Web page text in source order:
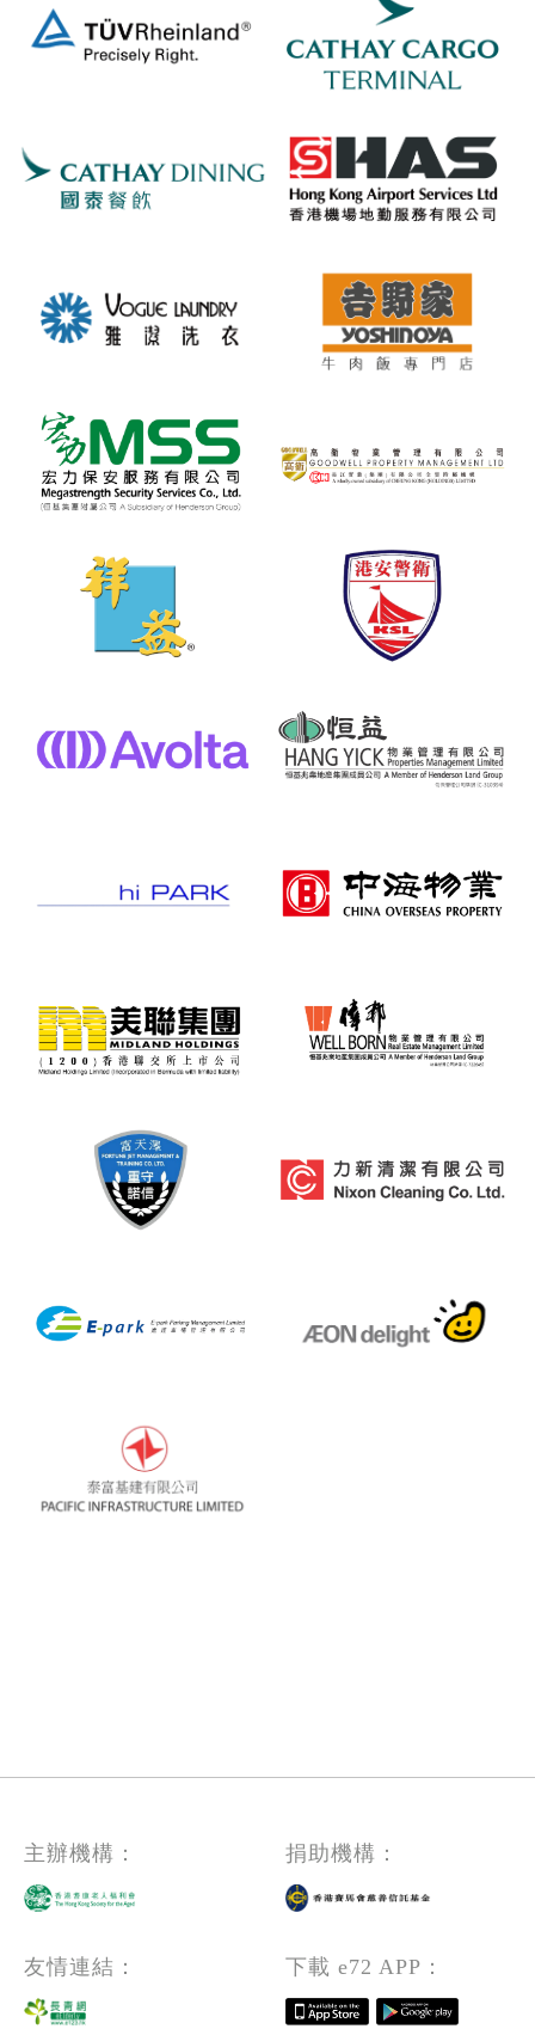
主辦機構： 捐助機構：
友情連結： 下載 e72 APP：